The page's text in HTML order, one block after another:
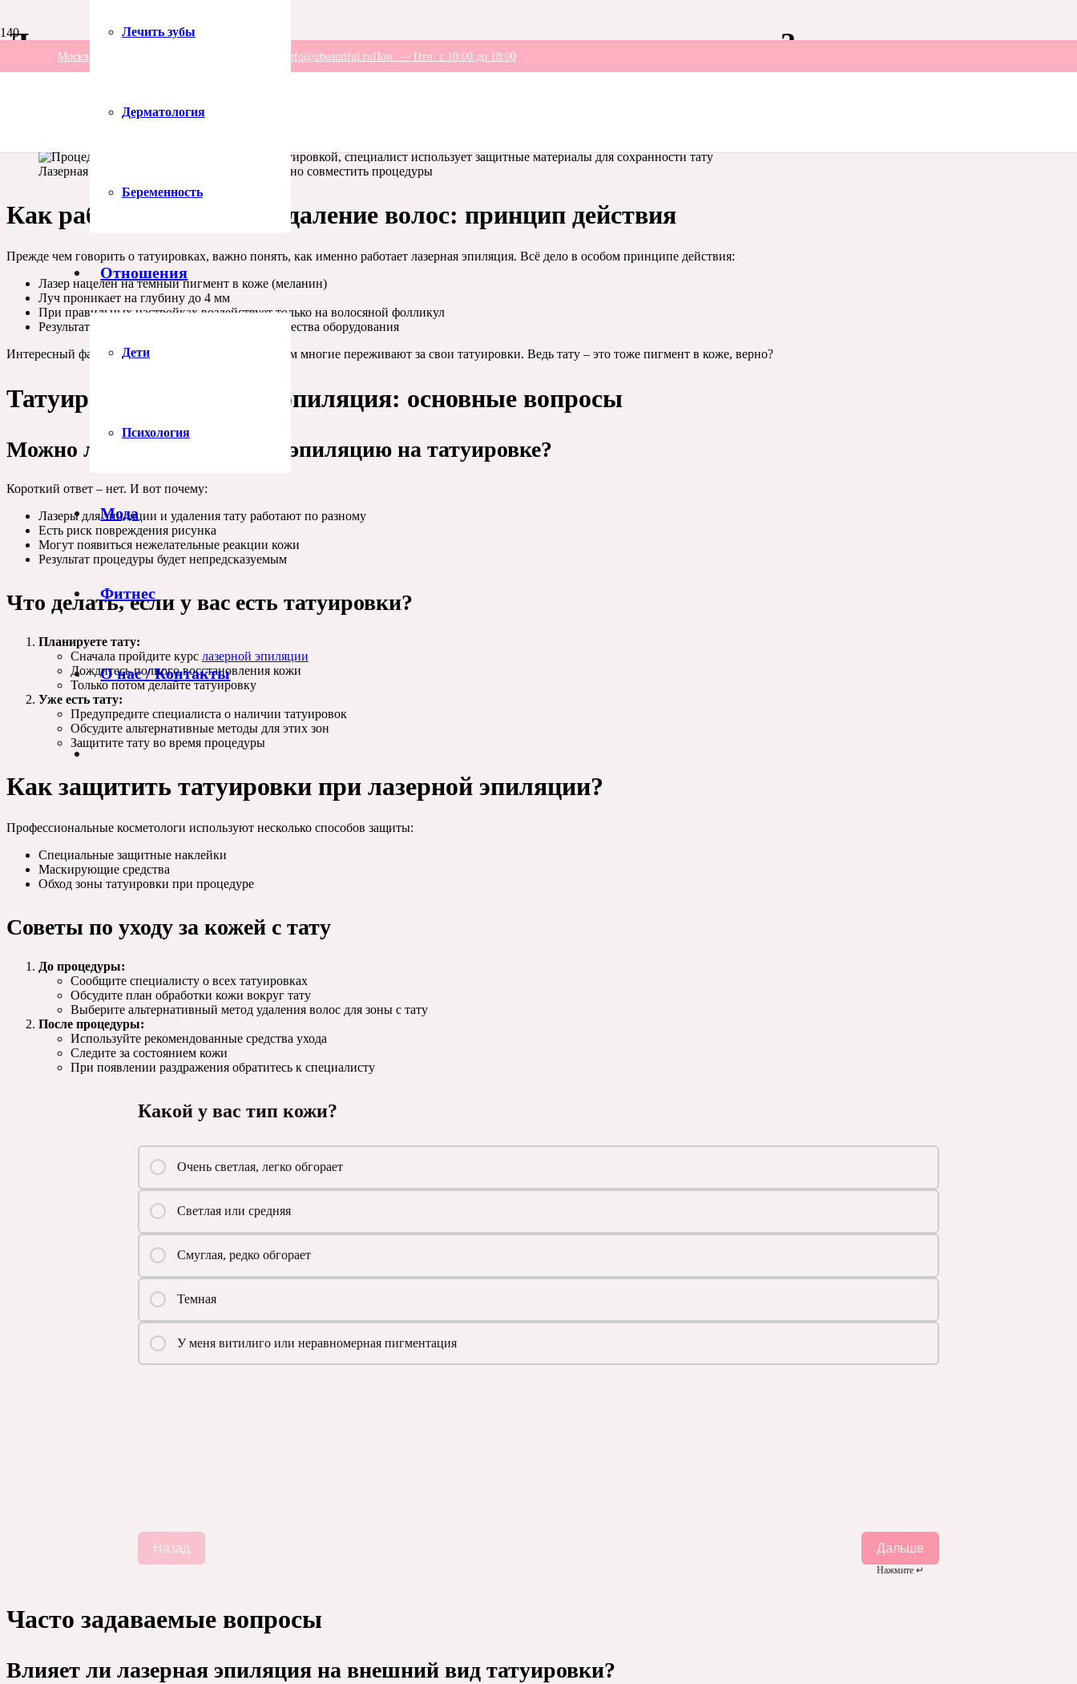
Москва, Пресненская набережная, 2. Офис 108 info@ubeautiful.ruПон. — Птн. с 10:00 до 18:00
Лечить зубы
Дерматология
Беременность
Отношения
Дети
Психология
Мода
Фитнес
О нас / Контакты
Лазерная эпиляция и татуировки: можно ли совмещать?
Задумывались ли вы, как лазерная эпиляция влияет на татуировки? Этот вопрос волнует многих, особенно тех, кто хочет начать курс лазерной депиляции, но беспокоится за сохранность
Лазерная эпиляция и татуировки: как безопасно совместить процедуры
Как работает лазерное удаление волос: принцип действия
Прежде чем говорить о татуировках, важно понять, как именно работает лазерная эпиляция. Всё дело в особом принципе действия:
Лазер нацелен на темный пигмент в коже (меланин)
Луч проникает на глубину до 4 мм
При правильных настройках воздействует только на волосяной фолликул
Результат зависит от опыта специалиста и качества оборудования
Интересный факт: именно из-за работы с пигментом многие переживают за свои татуировки. Ведь тату – это тоже пигмент в коже, верно?
Татуировки и лазерная эпиляция: основные вопросы
Можно ли делать лазерную эпиляцию на татуировке?
Короткий ответ – нет. И вот почему:
Лазеры для эпиляции и удаления тату работают по разному
Есть риск повреждения рисунка
Могут появиться нежелательные реакции кожи
Результат процедуры будет непредсказуемым
Что делать, если у вас есть татуировки?
Планируете тату:
Сначала пройдите курс лазерной эпиляции
Дождитесь полного восстановления кожи
Только потом делайте татуировку
Уже есть тату:
Предупредите специалиста о наличии татуировок
Обсудите альтернативные методы для этих зон
Защитите тату во время процедуры
Как защитить татуировки при лазерной эпиляции?
Профессиональные косметологи используют несколько способов защиты:
Специальные защитные наклейки
Маскирующие средства
Обход зоны татуировки при процедуре
Советы по уходу за кожей с тату
До процедуры:
Сообщите специалисту о всех татуировках
Обсудите план обработки кожи вокруг тату
Выберите альтернативный метод удаления волос для зоны с тату
После процедуры:
Используйте рекомендованные средства ухода
Следите за состоянием кожи
При появлении раздражения обратитесь к специалисту
Какой у вас тип кожи?
Очень светлая, легко обгорает
Светлая или средняя
Смуглая, редко обгорает
Темная
У меня витилиго или неравномерная пигментация
Назад Дальше
Нажмите ↵
Часто задаваемые вопросы
Влияет ли лазерная эпиляция на внешний вид татуировки?